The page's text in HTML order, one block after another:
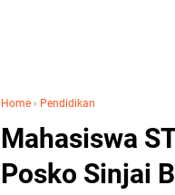
Home › Pendidikan
Mahasiswa
Posko Sinjai